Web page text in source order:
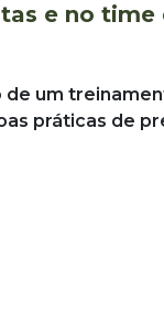
e no time
um
práticas de